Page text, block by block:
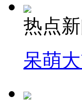
热点
呆萌